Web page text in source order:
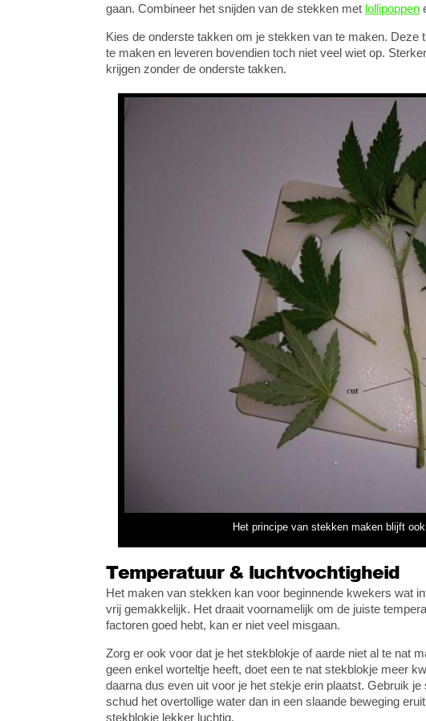
gaan. Combineer het snijden van de stekken met lollipoppen
Kies de onderste takken om je stekken van te maken.
te maken en leveren bovendien toch niet veel wiet op.
krijgen zonder de onderste takken.
Het principe van stekken maken blijft
Temperatuur & luchtvochtigheid
Het maken van stekken kan voor beginnende kwekers wat
vrij gemakkelijk. Het draait voornamelijk om de juiste
factoren goed hebt, kan er niet veel misgaan.
Zorg er ook voor dat je het stekblokje of aarde niet al te nat
geen enkel worteltje heeft, doet een te nat stekblokje meer
daarna dus even uit voor je het stekje erin plaatst. Gebruik
schud het overtollige water dan in een slaande beweging
stekblokje lekker luchtig.